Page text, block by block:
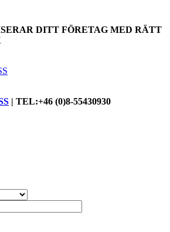
DITT FÖRETAG MED RÄTT
| TEL:+46 (0)8-55430930